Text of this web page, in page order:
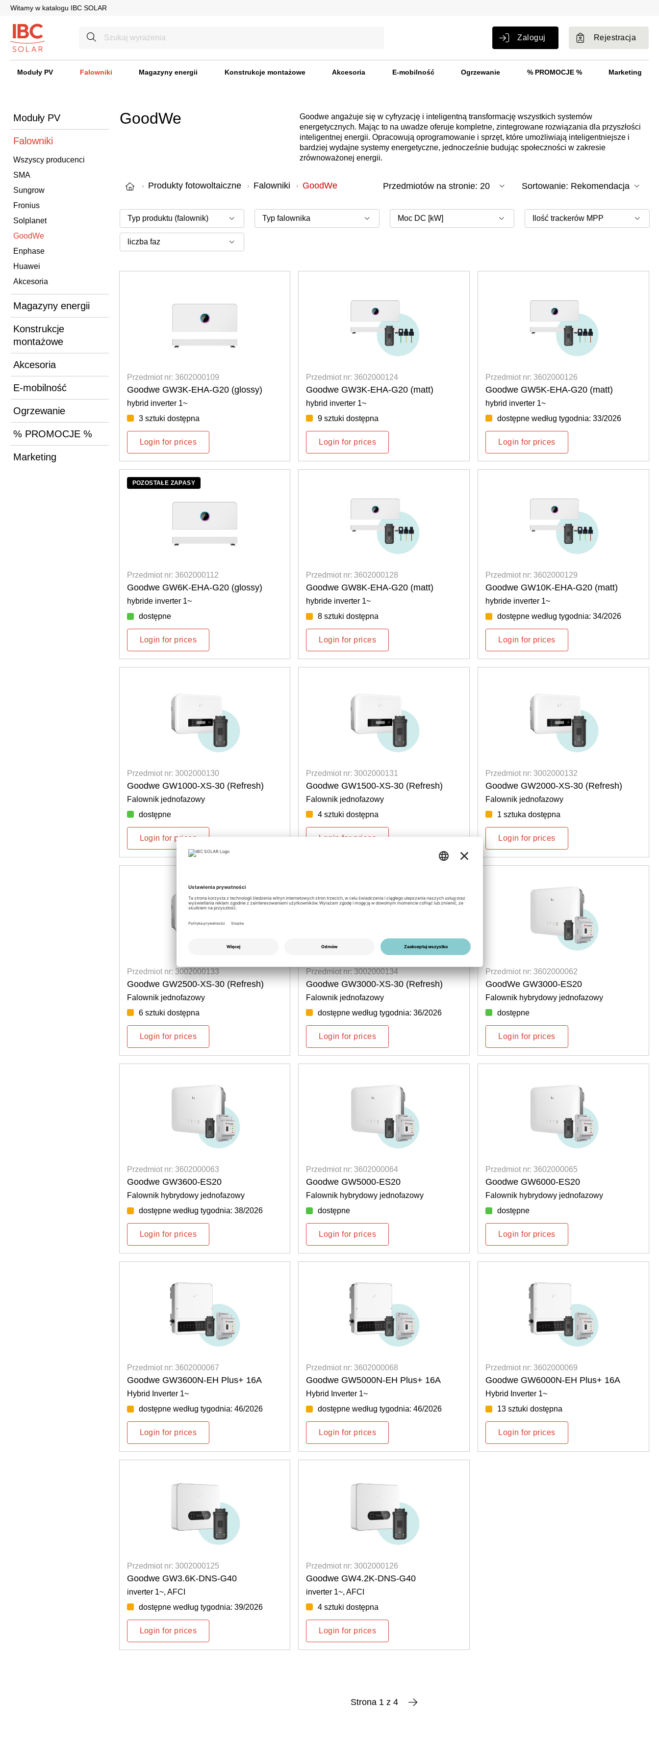
Witamy w katalogu IBC SOLAR
Zaloguj Rejestracja
Moduły PV Falowniki Magazyny energii Konstrukcje montażowe Akcesoria E-mobilność Ogrzewanie % PROMOCJE % Marketing
Moduły PV
Falowniki
Wszyscy producenci
SMA
Sungrow
Fronius
Solplanet
GoodWe
Enphase
Huawei
Akcesoria
Magazyny energii
Konstrukcje
montażowe
Akcesoria
E-mobilność
Ogrzewanie
% PROMOCJE %
Marketing
GoodWe
Goodwe angażuje się w cyfryzację i inteligentną transformację wszystkich systemów
energetycznych. Mając to na uwadze oferuje kompletne, zintegrowane rozwiązania dla przyszłości
inteligentnej energii. Opracowują oprogramowanie i sprzęt, które umożliwiają inteligentniejsze i
bardziej wydajne systemy energetyczne, jednocześnie budując społeczności w zakresie
zrównoważonej energii.
Produkty fotowoltaiczne Falowniki GoodWe
Moc DC [kW]
Przedmiot nr: 3602000109
Goodwe GW3K-EHA-G20 (glossy)
hybrid inverter 1~
3 sztuki dostępna
Login for prices
Przedmiot nr: 3602000124
Goodwe GW3K-EHA-G20 (matt)
hybrid inverter 1~
9 sztuki dostępna
Login for prices
Przedmiot nr: 3602000126
Goodwe GW5K-EHA-G20 (matt)
hybrid inverter 1~
dostępne według tygodnia: 33/2026
Login for prices
POZOSTAŁE ZAPASY
Przedmiot nr: 3602000112
Goodwe GW6K-EHA-G20 (glossy)
hybride inverter 1~
dostępne
Login for prices
Przedmiot nr: 3602000128
Goodwe GW8K-EHA-G20 (matt)
hybride inverter 1~
8 sztuki dostępna
Login for prices
Przedmiot nr: 3602000129
Goodwe GW10K-EHA-G20 (matt)
hybride inverter 1~
dostępne według tygodnia: 34/2026
Login for prices
Przedmiot nr: 3002000130
Goodwe GW1000-XS-30 (Refresh)
Falownik jednofazowy
dostępne
Login for prices
Przedmiot nr: 3002000131
Goodwe GW1500-XS-30 (Refresh)
Falownik jednofazowy
4 sztuki dostępna
Login for prices
Przedmiot nr: 3002000132
Goodwe GW2000-XS-30 (Refresh)
Falownik jednofazowy
1 sztuka dostępna
Login for prices
Przedmiot nr: 3002000133
Goodwe GW2500-XS-30 (Refresh)
Falownik jednofazowy
6 sztuki dostępna
Login for prices
Przedmiot nr: 3002000134
Goodwe GW3000-XS-30 (Refresh)
Falownik jednofazowy
dostępne według tygodnia: 36/2026
Login for prices
Przedmiot nr: 3602000062
GoodWe GW3000-ES20
Falownik hybrydowy jednofazowy
dostępne
Login for prices
Przedmiot nr: 3602000063
Goodwe GW3600-ES20
Falownik hybrydowy jednofazowy
dostępne według tygodnia: 38/2026
Login for prices
Przedmiot nr: 3602000064
Goodwe GW5000-ES20
Falownik hybrydowy jednofazowy
dostępne
Login for prices
Przedmiot nr: 3602000065
Goodwe GW6000-ES20
Falownik hybrydowy jednofazowy
dostępne
Login for prices
Przedmiot nr: 3602000067
Goodwe GW3600N-EH Plus+ 16A
Hybrid Inverter 1~
dostępne według tygodnia: 46/2026
Login for prices
Przedmiot nr: 3602000068
Goodwe GW5000N-EH Plus+ 16A
Hybrid Inverter 1~
dostępne według tygodnia: 46/2026
Login for prices
Przedmiot nr: 3602000069
Goodwe GW6000N-EH Plus+ 16A
Hybrid Inverter 1~
13 sztuki dostępna
Login for prices
Przedmiot nr: 3002000125
Goodwe GW3.6K-DNS-G40
inverter 1~, AFCI
dostępne według tygodnia: 39/2026
Login for prices
Przedmiot nr: 3002000126
Goodwe GW4.2K-DNS-G40
inverter 1~, AFCI
4 sztuki dostępna
Login for prices
Strona 1 z 4